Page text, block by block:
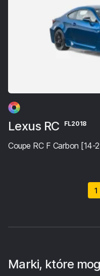
Lexus RC FL2018
Coupe RC F Carbon [14-
1
Marki, które